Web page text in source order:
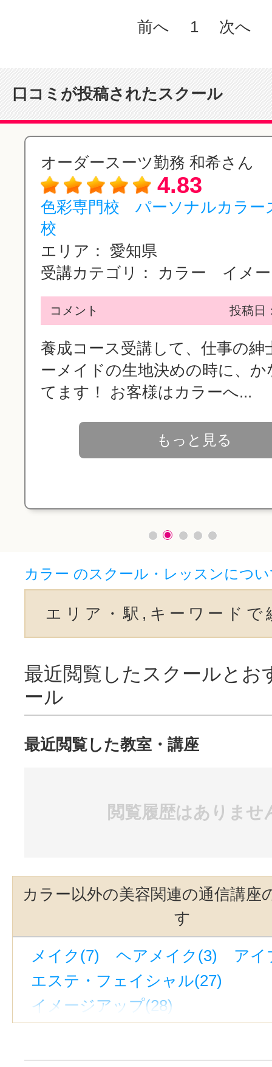
前へ 1 次へ
口コミが投稿されたスクール
オーダースーツ勤務 和希さん
4.83
色彩専門校 パーソナルカラ
校
エリア： 愛知県
受講カテゴリ：
カラー イメー
コメント 投稿日
養成コース受講して、仕事の紳
ーメイドの生地決めの時に、か
てます！ お客様はカラーへ...
もっと見る
カラー のスクール・レッスンにつ
エリア・駅,キーワードで
最近閲覧したスクールとお
ール
最近閲覧した教室・講座
閲覧履歴はありませ
カラー以外の美容関連の通信講座
す
メイク(7) ヘアメイク(3)
アイ
エステ・フェイシャル(27)
イメージアップ(28)
アンチエイジング(18)
コルギ